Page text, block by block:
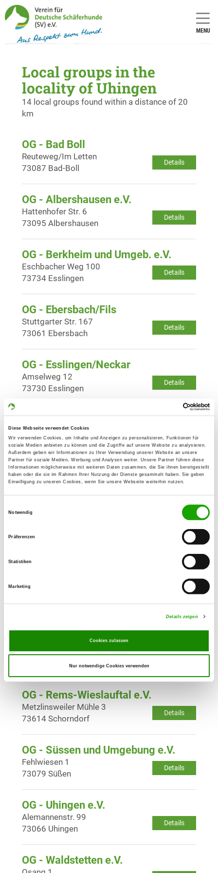
Diese Webseite verwendet Cookies
Wir verwenden Cookies, um Inhalte und Anzeigen zu personalisieren, Funktionen für
soziale Medien anbieten zu können und die Zugriffe auf unsere Website zu analysieren.
Außerdem geben wir Informationen zu Ihrer Verwendung unserer Website an unsere
Partner für soziale Medien, Werbung und Analysen weiter. Unsere Partner führen diese
Informationen möglicherweise mit weiteren Daten zusammen, die Sie ihnen bereitgestellt
haben oder die sie im Rahmen Ihrer Nutzung der Dienste gesammelt haben. Sie geben
Einwilligung zu unseren Cookies, wenn Sie unsere Webseite weiterhin nutzen.
Notwendig
Präferenzen
Statistiken
Marketing
Details zeigen
Cookies zulassen
Nur notwendige Cookies verwenden
MENU
Local groups in the
locality of Uhingen
14 local groups found within a distance of 20
km
OG - Bad Boll
Details
Reuteweg/Im Letten
73087 Bad-Boll
OG - Albershausen e.V.
Details
Hattenhofer Str. 6
73095 Albershausen
OG - Berkheim und Umgeb. e.V.
Details
Eschbacher Weg 100
73734 Esslingen
OG - Ebersbach/Fils
Details
Stuttgarter Str. 167
73061 Ebersbach
OG - Esslingen/Neckar
Details
Amselweg 12
73730 Esslingen
OG - Kirchheim/Teck-Jesingen e.V.
Details
Naberner Str.
73230 Kirchheim/Teck
OG - Köngen u. Umgeb. e.V.
Denkendorfer Str. 119
73257 Köngen
OG - Oberes Filstal, Sitz Deggingen
Im Osterbuch 18
OG - Plochingen e.V.
Details
OG - Böbingen/Rems e.V.
Details
Im Fellbach
73560 Böbingen/Rems
OG - Rems-Wieslauftal e.V.
Details
Metzlinsweiler Mühle 3
73614 Schorndorf
OG - Süssen und Umgebung e.V.
Details
Fehlwiesen 1
73079 Süßen
OG - Uhingen e.V.
Details
Alemannenstr. 99
73066 Uhingen
OG - Waldstetten e.V.